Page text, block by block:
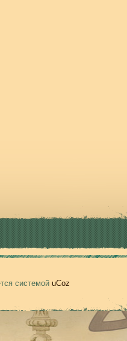
системой uCoz